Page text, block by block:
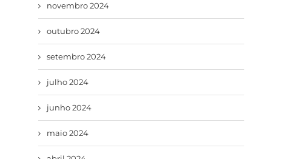
novembro 2024
outubro 2024
setembro 2024
julho 2024
junho 2024
maio 2024